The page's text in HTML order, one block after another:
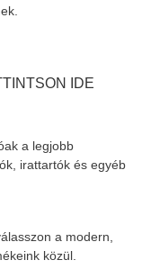
IDE
a legjobb
irattartók és egyéb
a modern,
közül.